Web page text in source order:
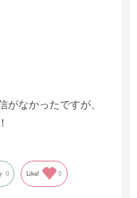
がなかったですが、
0 Like! 0